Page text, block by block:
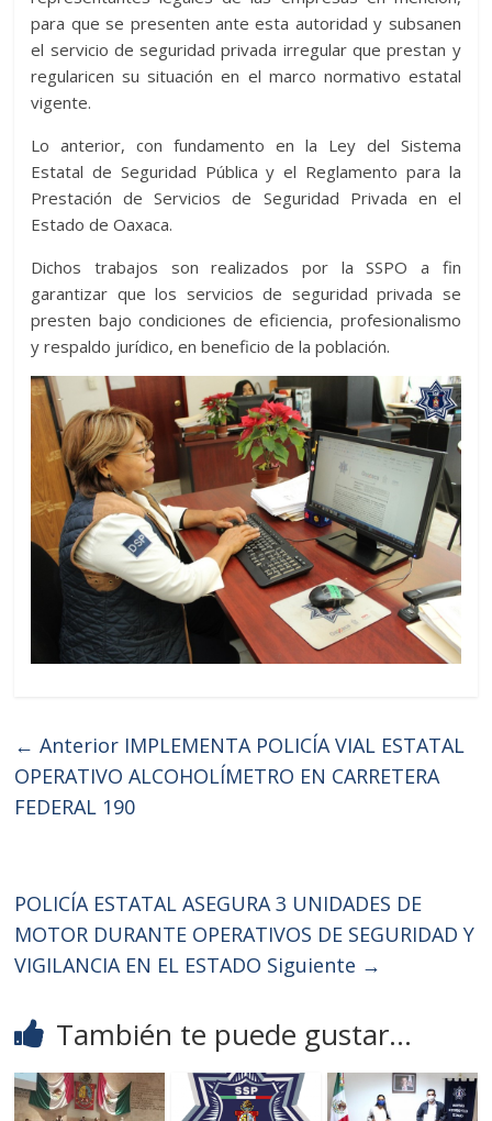
para que se presenten ante esta autoridad y subsanen
el servicio de seguridad privada irregular que prestan y
regularicen su situación en el marco normativo estatal
vigente.
Lo anterior, con fundamento en la Ley del Sistema
Estatal de Seguridad Pública y el Reglamento para la
Prestación de Servicios de Seguridad Privada en el
Estado de Oaxaca.
Dichos trabajos son realizados por la SSPO a fin
garantizar que los servicios de seguridad privada se
presten bajo condiciones de eficiencia, profesionalismo
y respaldo jurídico, en beneficio de la población.
← Anterior IMPLEMENTA POLICÍA VIAL ESTATAL
OPERATIVO ALCOHOLÍMETRO EN CARRETERA
FEDERAL 190
POLICÍA ESTATAL ASEGURA 3 UNIDADES DE
MOTOR DURANTE OPERATIVOS DE SEGURIDAD Y
VIGILANCIA EN EL ESTADO Siguiente →
También te puede gustar...